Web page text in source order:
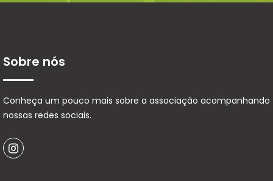
Sobre nós
Conheça um pouco mais sobre a associação acompanhando
nossas redes sociais.